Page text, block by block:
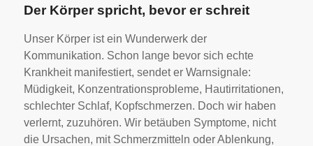
Der Körper spricht, bevor er schreit
Unser Körper ist ein Wunderwerk der
Kommunikation. Schon lange bevor sich echte
Krankheit manifestiert, sendet er Warnsignale:
Müdigkeit, Konzentrationsprobleme, Hautirritationen,
schlechter Schlaf, Kopfschmerzen. Doch wir haben
verlernt, zuzuhören. Wir betäuben Symptome, nicht
die Ursachen, mit Schmerzmitteln oder Ablenkung,